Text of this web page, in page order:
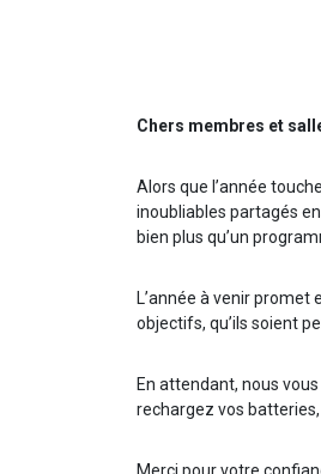
Chers membres et
Alors que l’année
inoubliables partagés
bien plus qu’un
L’année à venir
objectifs, qu’ils soient
En attendant, nous
rechargez vos